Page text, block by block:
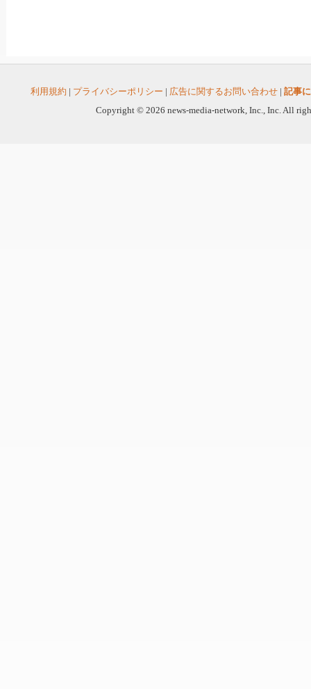
利用規約 | プライバシーポリシー | 広告に関するお問い合わせ | 記事
Copyright © 2026 news-media-network, Inc., Inc. All